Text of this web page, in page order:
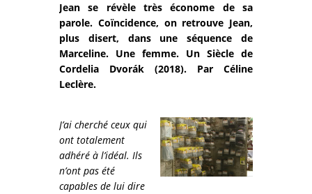
Jean se révèle très économe de sa
parole. Coïncidence, on retrouve Jean,
plus disert, dans une séquence de
Marceline. Une femme. Un Siècle de
Cordelia Dvorák (2018). Par Céline
Leclère.
J’ai cherché ceux qui
ont totalement
adhéré à l’idéal. Ils
n’ont pas été
capables de lui dire